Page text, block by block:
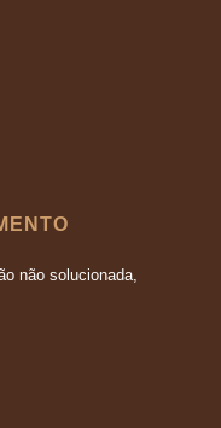
não solucionada,